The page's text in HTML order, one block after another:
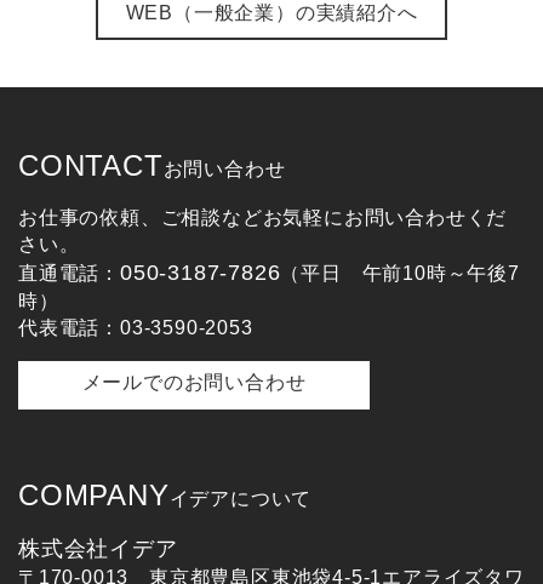
WEB（一般企業）の実績紹介へ
CONTACTお問い合わせ
お仕事の依頼、ご相談などお気軽にお問い合わせくだ
さい。
直通電話： 050-3187-7826 （平日 午前10時～午後7
時）
代表電話：03-3590-2053
メールでのお問い合わせ
COMPANYイデアについて
株式会社イデア
〒170-0013 東京都豊島区東池袋4-5-1エアライズタワ